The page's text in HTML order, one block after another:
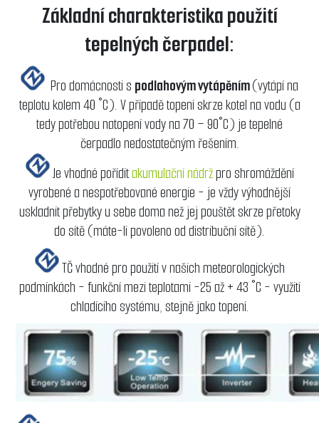
Základní charakteristika použití
tepelných čerpadel:
Pro domácnosti s podlahovým vytápěním(vytápí na
teplotu kolem 40 °C). V případě topení skrze kotel na vodu (a
tedy potřebou natopení vody na 70 – 90°C) je tepelné
čerpadlo nedostatečným řešením.
Je vhodné poříditakumulační nádržpro shromáždění
vyrobené a nespotřebované energie - je vždy výhodnější
uskladnit přebytky u sebe doma než jej pouštět skrze přetoky
do sítě (máte-li povoleno od distribuční sítě).
TČ vhodné pro použití v našich meteorologických
podmínkách - funkční mezi teplotami -25 až + 43 °C - využití
chladícího systému, stejně jako topení.